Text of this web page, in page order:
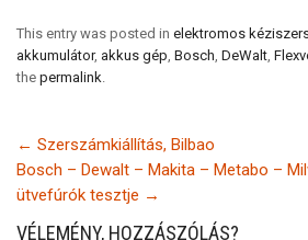
This entry was posted in elektromos
akkumulátor, akkus gép, Bosch, DeWalt,
the permalink.
← Szerszámkiállítás, Bilbao
Bosch – Dewalt – Makita – Metabo –
ütvefúrók tesztje →
VÉLEMÉNY, HOZZÁSZÓLÁS?